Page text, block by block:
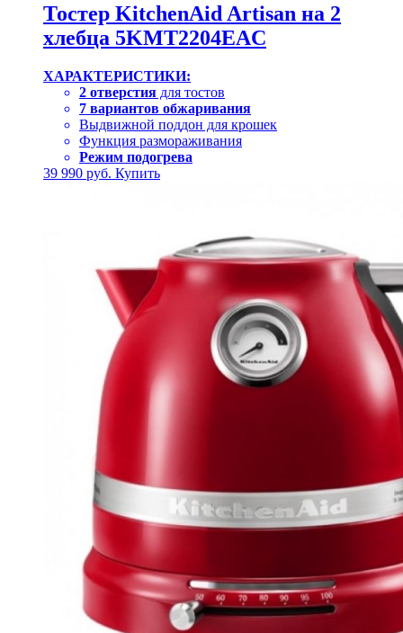
Тостер KitchenAid Artisan на 2
хлебца 5KMT2204EAC
ХАРАКТЕРИСТИКИ:
2 отверстия для тостов
7 вариантов обжаривания
Выдвижной поддон для крошек
Функция размораживания
Режим подогрева
39 990 руб. Купить